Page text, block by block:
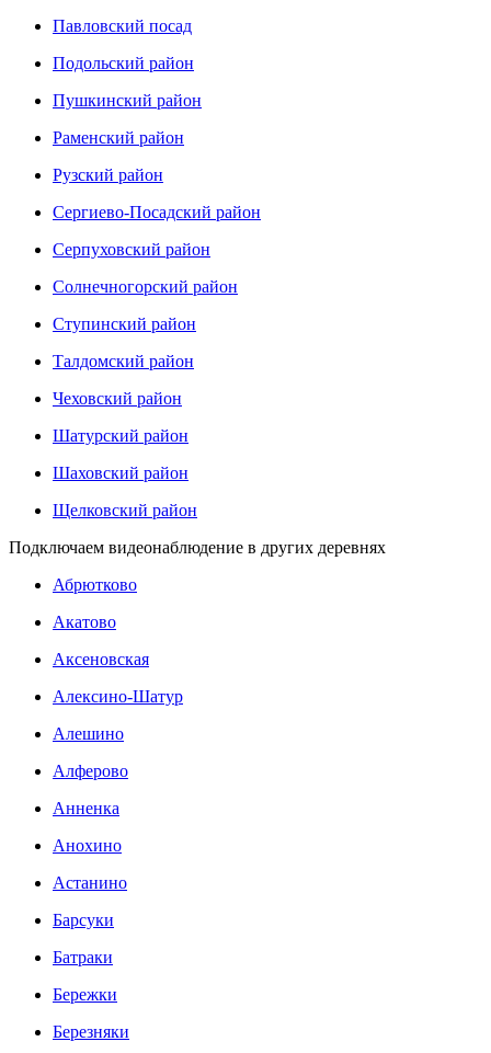
Павловский посад
Подольский район
Пушкинский район
Раменский район
Рузский район
Сергиево-Посадский район
Серпуховский район
Солнечногорский район
Ступинский район
Талдомский район
Чеховский район
Шатурский район
Шаховский район
Щелковский район
Подключаем видеонаблюдение в других деревнях
Абрютково
Акатово
Аксеновская
Алексино-Шатур
Алешино
Алферово
Анненка
Анохино
Астанино
Барсуки
Батраки
Бережки
Березняки